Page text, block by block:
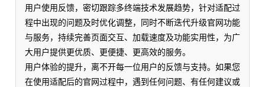
用户使用反馈，密切跟踪多终端技术发展趋势，针对适配过
程中出现的问题及时优化调整，同时不断迭代升级官网功能
与服务，持续完善页面交互、加载速度及功能实用性，为广
大用户提供更优质、更便捷、更高效的服务。
用户体验的提升，离不开每一位用户的反馈与支持。如果您
在使用适配后的官网过程中，遇到任何问题、有任何建议或